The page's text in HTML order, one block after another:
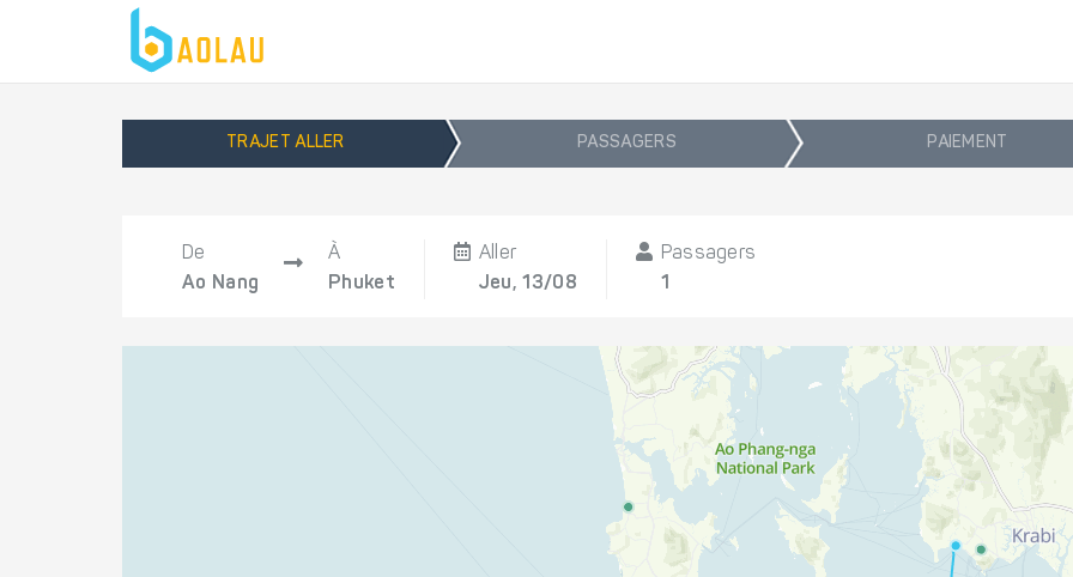
TRAJET ALLER PASSAGERS PAIEMENT
De
Ao Nang
À
Phuket
Aller
Jeu, 13/08
Passagers
1